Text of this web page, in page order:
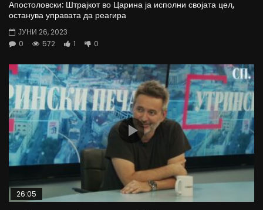
Апостоловски: Штрајкот во Царина ја исполни својата цел,
останува управата да реагира
ЈУНИ 26, 2023
0
572 1 0
26:05